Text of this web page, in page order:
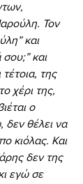
Τον
και
και
της
χέρι της,
ο
θέλει να
κιόλας. Και
δεν της
εγώ σε